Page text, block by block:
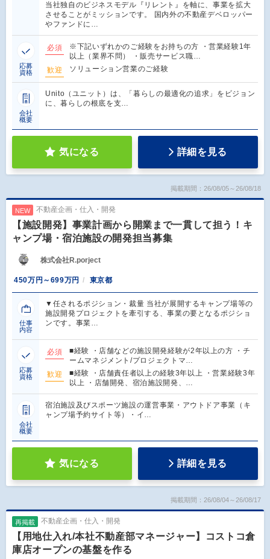
当社独自のビジネスモデル『リレント』を軸に、事業を拡大
させることがミッションです。 国内外の不動産デベロッパー
やファンドに…
応募
資格
必須
※下記いずれかのご経験をお持ちの方 ・営業経験1年
以上（業界不問） ・販売サービス職…
歓迎
ソリューション営業のご経験
会社
概要
Unito（ユニット）は、「暮らしの最適化の追求」をビジョン
に、暮らしの根底を支…
気になる 詳細を見る
掲載期間：26/08/05～26/08/18
NEW 不動産企画・仕入・開発
【施設開発】事業計画から開業まで一貫して担う！キ
ャンプ場・宿泊施設の開発担当募集
株式会社R.porject
450万円～699万円 東京都
仕事
内容
▼任されるポジション・裁量 当社が展開するキャンプ場等の
施設開発プロジェクトを牽引する、事業の要となるポジショ
ンです。事業…
応募
資格
必須
■経験 ・店舗などの施設開発経験が2年以上の方 ・チ
ームマネジメント/プロジェクトマ…
歓迎
■経験 ・店舗責任者以上の経験3年以上 ・営業経験3年
以上 ・店舗開発、宿泊施設開発、…
会社
概要
宿泊施設及びスポーツ施設の運営事業・アウトドア事業（キ
ャンプ場予約サイト等）・イ…
気になる 詳細を見る
掲載期間：26/08/04～26/08/17
再掲載 不動産企画・仕入・開発
【用地仕入れ/本社不動産部マネージャー】コストコ倉
庫店オープンの基盤を作る